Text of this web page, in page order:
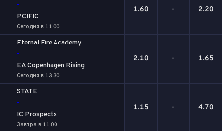
-
PCIFIC
Сегодня в 11:00
1.60 - 2.20
Eternal Fire Academy
-
EA Copenhagen Rising
Сегодня в 13:30
2.10 - 1.65
STATE
-
IC Prospects
Завтра в 11:00
1.15 - 4.70